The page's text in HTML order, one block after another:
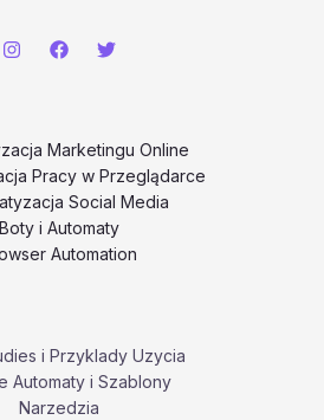
Marketingu Online
Pracy w Przeglądarce
Social Media
Boty i Automaty
Automation
i Przyklady Uzycia
Automaty i Szablony
Narzedzia